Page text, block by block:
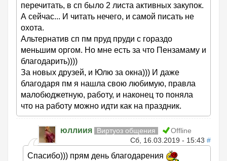
перечитать, в сп было 2 листа активных закупок.
А сейчас... И читать нечего, и самой писать не
охота.
Альтернатив сп пм пруд пруди с гораздо
меньшим оргом. Но мне есть за что Пензамаму и
благодарить))))
За новых друзей, и Юлю за окна))) И даже
благодаря пм я нашла свою любимую, правла
малобюджетную, работу, и наконец то поняла
что на работу можно идти как на праздник.
юллиия Виртуоз общения
Offline
Сб, 16.03.2019 - 15:43 #
Спасибо))) прям день благодарения